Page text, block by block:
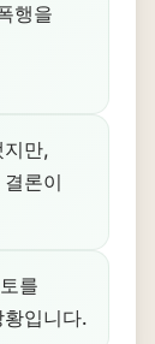
행을
지만,
론이
를
입니다.